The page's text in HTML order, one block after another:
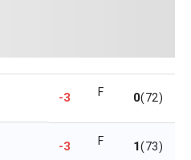
-3 F 0(72)
-3 F 1(73)